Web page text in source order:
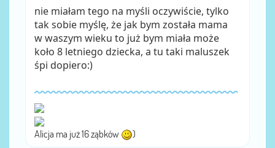
nie miałam tego na myśli oczywiście, tylko
tak sobie myślę, że jak bym została mama
w waszym wieku to już bym miała może
koło 8 letniego dziecka, a tu taki maluszek
śpi dopiero:)
Alicja ma już 16 ząbków )